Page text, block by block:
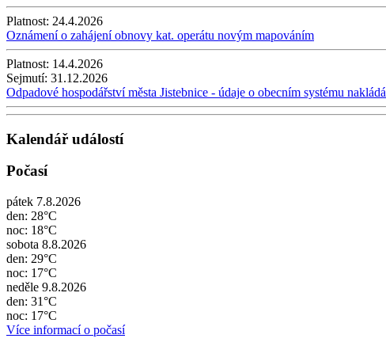
Platnost: 24.4.2026
Oznámení o zahájení obnovy kat. operátu novým mapováním
Platnost: 14.4.2026
Sejmutí: 31.12.2026
Odpadové hospodářství města Jistebnice - údaje o obecním systému
Kalendář událostí
Počasí
pátek 7.8.2026
den: 28°C
noc: 18°C
sobota 8.8.2026
den: 29°C
noc: 17°C
neděle 9.8.2026
den: 31°C
noc: 17°C
Více informací o počasí